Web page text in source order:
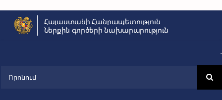
content
Հայաստանի Հանրապետություն
Ներքին գործերի նախարարություն